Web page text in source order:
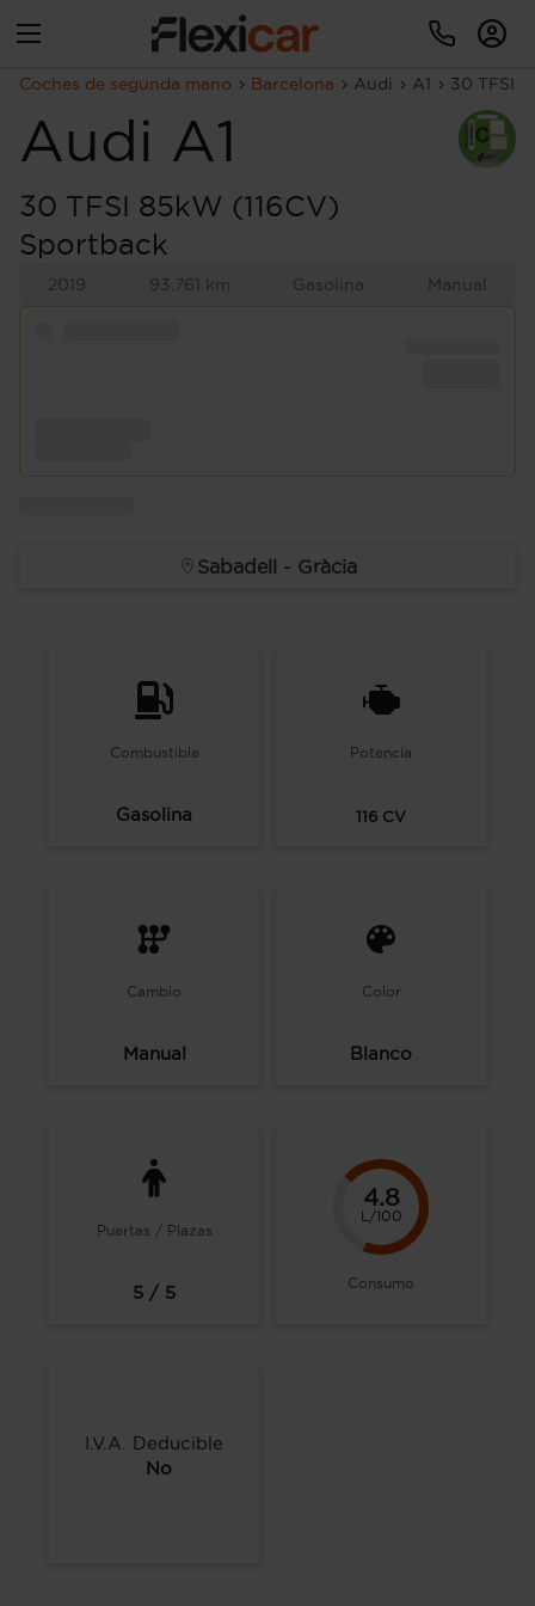
Coches de segunda mano Barcelona Audi A1 30 TFSI
Audi A1
30 TFSI 85kW (116CV)
Sportback
2019 93.761 km Gasolina Manual
Sabadell - Gràcia
Combustible
Gasolina
Potencia
116 CV
Cambio
Manual
Color
Blanco
Puertas / Plazas
5 / 5
4.8
L/100
Consumo
I.V.A. Deducible
No